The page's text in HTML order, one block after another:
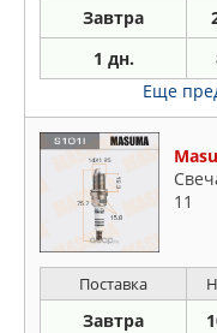
Завтра
1 дн.
Еще
11
Поставка
Завтра